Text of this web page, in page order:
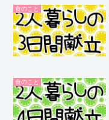
食のこと
食のこと